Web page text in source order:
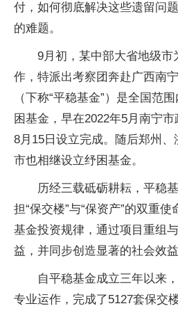
付，如何彻底解决这些遗留问
的难题。
9月初，某中部大省地级市
作，特派出考察团奔赴广西南
（下称“平稳基金”）是全国范
困基金，早在2022年5月南宁
8月15日设立完成。随后郑州
市也相继设立纾困基金。
历经三载砥砺耕耘，平稳
担“保交楼”与“保资产”的双重
基金投资规律，通过项目重组
益，并同步创造显著的社会效益
自平稳基金成立三年以来
专业运作，完成了5127套保交